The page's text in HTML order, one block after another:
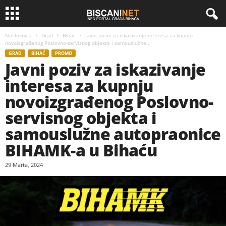
Naslovnica Grad Bihać
Javni poziv za iskazivanje interesa za kupnju
novoizgrađenog Poslovno-servisnog objekta i samouslužne...
GRAD BIHAĆ PROMO
Javni poziv za iskazivanje
interesa za kupnju
novoizgrađenog Poslovno-
servisnog objekta i
samouslužne autopraonice
BIHAMK-a u Bihaću
29 Marta, 2024